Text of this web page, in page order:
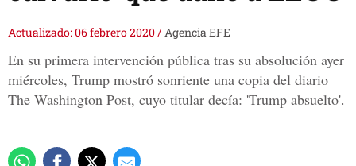
Actualizado: 06 febrero 2020/Agencia EFE
En su primera intervención pública tras su absolución ayer
miércoles, Trump mostró sonriente una copia del diario
The Washington Post, cuyo titular decía: 'Trump absuelto'.